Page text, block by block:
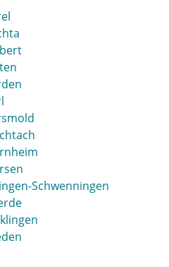
Schwenningen